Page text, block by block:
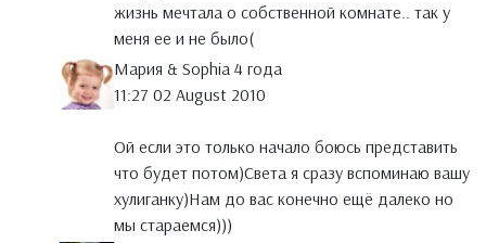
жизнь мечтала о собственной комнате.. так у
меня ее и не было(
Мария & Sophia 4 года
11:27 02 August 2010
Ой если это только начало боюсь представить
что будет потом)Света я сразу вспоминаю вашу
хулиганку)Нам до вас конечно ещё далеко но
мы стараемся)))